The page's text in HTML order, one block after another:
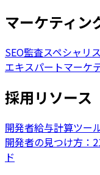
マーケティン
SEO監査スペシャリ
エキスパートマーケ
採用リソース
開発者給与計算ツー
開発者の見つけ方：
ド